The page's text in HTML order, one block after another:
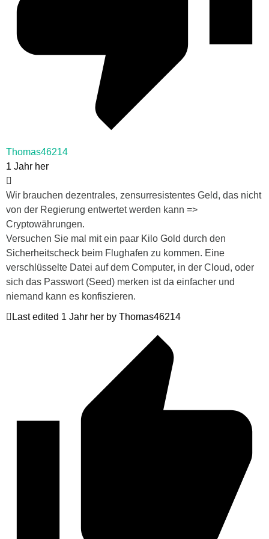
Thomas46214
1 Jahr her
Wir brauchen dezentrales, zensurresistentes Geld, das nicht
von der Regierung entwertet werden kann =>
Cryptowährungen.
Versuchen Sie mal mit ein paar Kilo Gold durch den
Sicherheitscheck beim Flughafen zu kommen. Eine
verschlüsselte Datei auf dem Computer, in der Cloud, oder
sich das Passwort (Seed) merken ist da einfacher und
niemand kann es konfiszieren.
Last edited 1 Jahr her by Thomas46214